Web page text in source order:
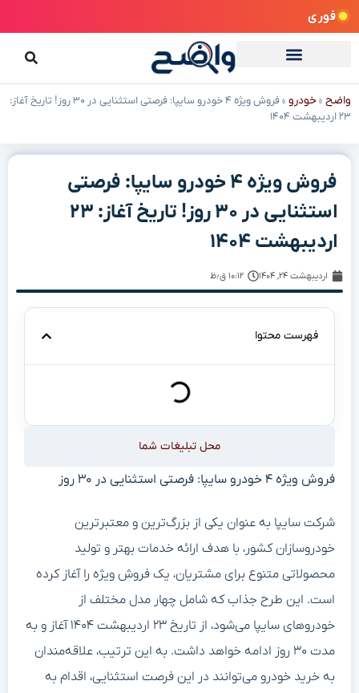
فوری
واضح » خودرو »
فروش ویژه ۴ خودرو سایپا: فرصتی استثنایی در ۳۰ روز! تاریخ آغاز:
۲۳ اردیبهشت ۱۴۰۴
فروش ویژه ۴ خودرو سایپا: فرصتی
استثنایی در ۳۰ روز! تاریخ آغاز: ۲۳
اردیبهشت ۱۴۰۴
اردیبهشت ۲۴, ۱۴۰۴ ۱۰:۱۲ ق٫ظ
فهرست محتوا
محل تبلیغات شما
فروش ویژه ۴ خودرو سایپا: فرصتی استثنایی در ۳۰ روز
شرکت سایپا به عنوان یکی از بزرگ‌ترین و معتبرترین
خودروسازان کشور، با هدف ارائه خدمات بهتر و تولید
محصولاتی متنوع برای مشتریان، یک فروش ویژه را آغاز کرده
است. این طرح جذاب که شامل چهار مدل مختلف از
خودروهای سایپا می‌شود، از تاریخ ۲۳ اردیبهشت ۱۴۰۴ آغاز و به
مدت ۳۰ روز ادامه خواهد داشت. به این ترتیب، علاقه‌مندان
به خرید خودرو می‌توانند در این فرصت استثنایی، اقدام به